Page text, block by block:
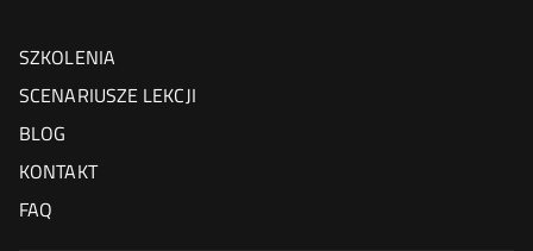
SZKOLENIA
SCENARIUSZE LEKCJI
BLOG
KONTAKT
FAQ